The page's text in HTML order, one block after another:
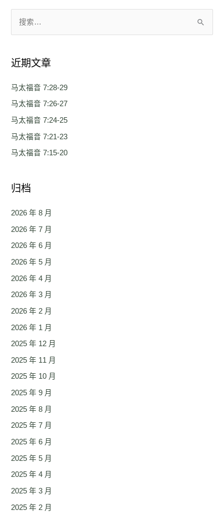
近期文章
马太福音 7:28-29
马太福音 7:26-27
马太福音 7:24-25
马太福音 7:21-23
马太福音 7:15-20
归档
2026 年 8 月
2026 年 7 月
2026 年 6 月
2026 年 5 月
2026 年 4 月
2026 年 3 月
2026 年 2 月
2026 年 1 月
2025 年 12 月
2025 年 11 月
2025 年 10 月
2025 年 9 月
2025 年 8 月
2025 年 7 月
2025 年 6 月
2025 年 5 月
2025 年 4 月
2025 年 3 月
2025 年 2 月